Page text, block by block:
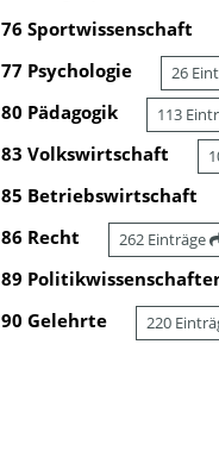
76 Sportwissenschaft
77 Psychologie 26
80 Pädagogik 113
83 Volkswirtschaft
85 Betriebswirtschaft
86 Recht 262 Einträge
89
90 Gelehrte 220